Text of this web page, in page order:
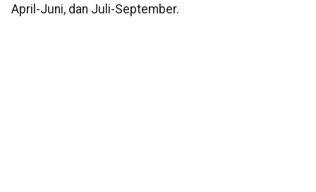
April-Juni, dan Juli-September.